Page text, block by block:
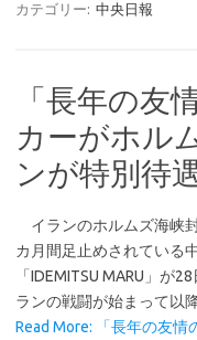
カテゴリー: 中央日報
「長年の
カーがホル
ンが特別待
イランのホルムズ海峡
カ月間足止めされている
「IDEMITSU MARU」が
ランの戦闘が始まって以
Read More: 「長年の友